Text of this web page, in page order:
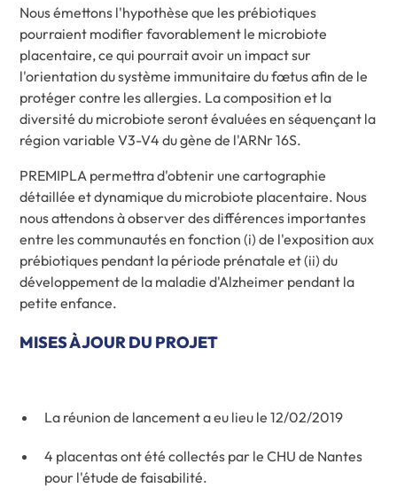
Nous émettons l'hypothèse que les prébiotiques
pourraient modifier favorablement le microbiote
placentaire, ce qui pourrait avoir un impact sur
l'orientation du système immunitaire du fœtus afin de le
protéger contre les allergies. La composition et la
diversité du microbiote seront évaluées en séquençant la
région variable V3-V4 du gène de l'ARNr 16S.
PREMIPLA permettra d'obtenir une cartographie
détaillée et dynamique du microbiote placentaire. Nous
nous attendons à observer des différences importantes
entre les communautés en fonction (i) de l'exposition aux
prébiotiques pendant la période prénatale et (ii) du
développement de la maladie d'Alzheimer pendant la
petite enfance.
MISES À JOUR DU PROJET
La réunion de lancement a eu lieu le 12/02/2019
4 placentas ont été collectés par le CHU de Nantes
pour l'étude de faisabilité.